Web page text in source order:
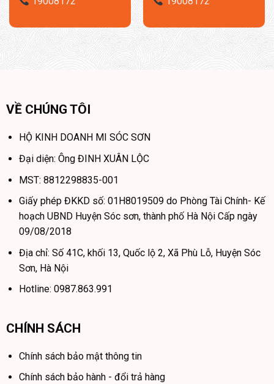
VỀ CHÚNG TÔI
HỘ KINH DOANH MI SÓC SƠN
Đại diện: Ông ĐINH XUÂN LỘC
MST: 8812298835-001
Giấy phép ĐKKD số: 01H8019509 do Phòng Tài Chính- Kế
hoạch UBND Huyện Sóc sơn, thành phố Hà Nội Cấp ngày
09/08/2018
Địa chỉ: Số 41C, khối 13, Quốc lộ 2, Xã Phù Lỗ, Huyện Sóc
Sơn, Hà Nội
Hotline: 0987.863.991
CHÍNH SÁCH
Chính sách bảo mật thông tin
Chính sách bảo hành - đổi trả hàng